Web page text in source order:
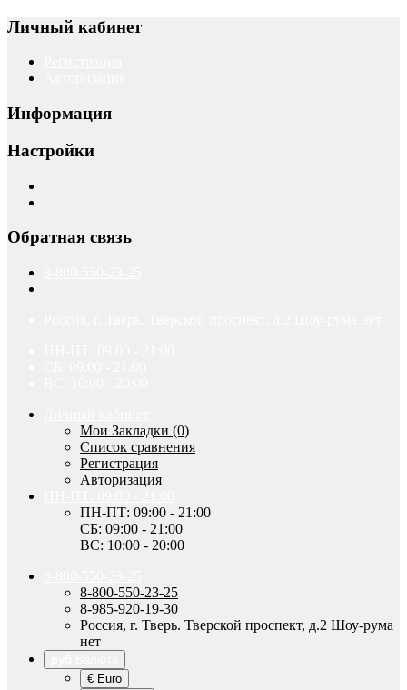
Личный кабинет
Информация
Настройки
Обратная связь
Мои Закладки (0)
Список сравнения
Регистрация
Авторизация
ПН-ПТ: 09:00 - 21:00
СБ: 09:00 - 21:00
ВС: 10:00 - 20:00
8-800-550-23-25
8-985-920-19-30
Россия, г. Тверь. Тверской проспект, д.2 Шоу-рума
нет
€ Euro